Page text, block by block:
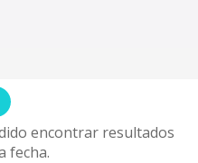
encontrar resultados
fecha.